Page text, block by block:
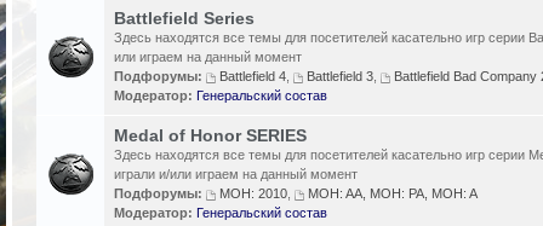
Battlefield Series
Здесь находятся все темы для посетителей касательно игр серии
или играем на данный момент
Подфорумы:
Battlefield 4 Battlefield 3
Battlefield Bad Company
Модератор: Генеральский состав
Medal of Honor SERIES
Здесь находятся все темы для посетителей касательно игр серии
играли и/или играем на данный момент
Подфорумы:
MOH: 2010
MOH: AA, MOH: PA, MOH: A
Модератор: Генеральский состав